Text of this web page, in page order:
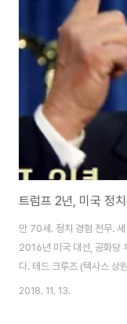
트럼프 2년, 미국 정
만 70세. 정치 경험 전무.
2016년 미국 대선, 공화당
다. 테드 크루즈 (텍사스 상
이식 (오하이오 주지사) 등
2018. 11. 13.